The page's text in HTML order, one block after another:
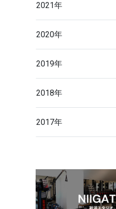
2021年
2020年
2019年
2018年
2017年